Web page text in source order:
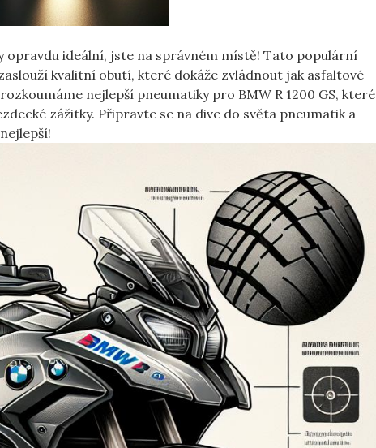
opravdu ideální, jste na správném místě! Tato populární
kvalitní obutí, které dokáže zvládnout jak asfaltové
nejlepší pneumatiky pro BMW R 1200 GS, které
zážitky. Připravte se na dive do světa pneumatik a